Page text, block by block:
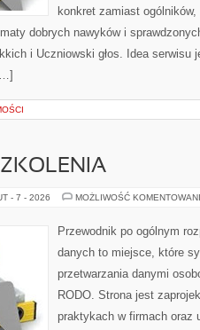
konkret zamiast
dobrych nawyków i
i Uczniowski głos. Idea serwisu
- 7 - 2026 MOŻLIWOŚĆ
Przewodnik po ogólnym
danych to miejsce, które
przetwarzania danymi
RODO. Strona jest
praktykach w firmach oraz